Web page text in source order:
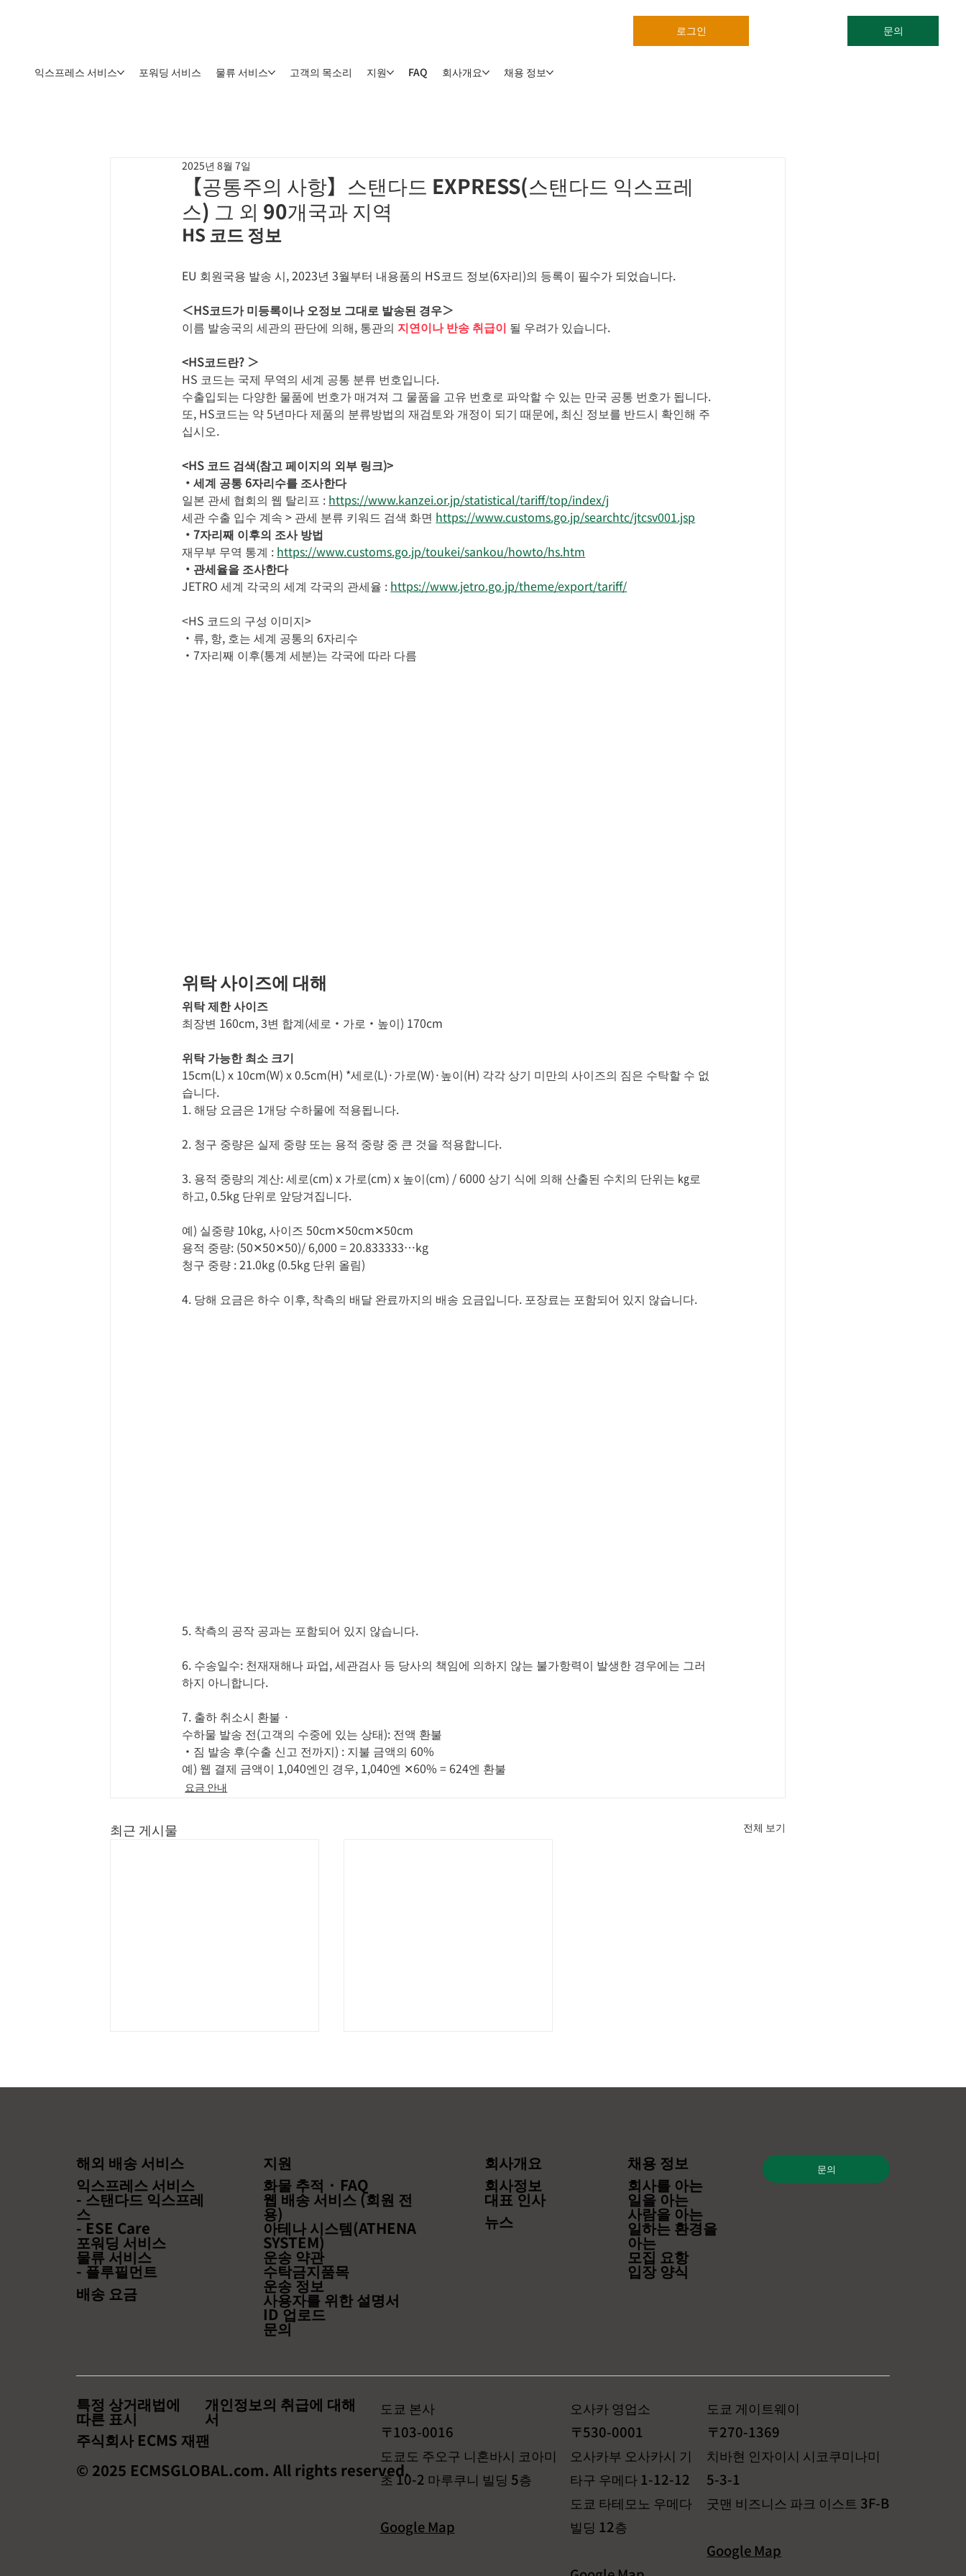
로그인 문의
익스프레스 서비스 포워딩 서비스 물류 서비스 고객의 목소리 지원 FAQ 회사개요 채용 정보
【공통주의 사항】스탠다드 EXPRESS(스탠다드 익스프레
스) 그 외 90개국과 지역
2025년 8월 7일
HS 코드 정보
EU 회원국용 발송 시, 2023년 3월부터 내용품의 HS코드 정보(6자리)의 등록이 필수가 되었습니다.
＜HS코드가 미등록이나 오정보 그대로 발송된 경우＞
이름 발송국의 세관의 판단에 의해, 통관의 지연이나 반송 취급이 될 우려가 있습니다.
<HS코드란? ＞
HS 코드는 국제 무역의 세계 공통 분류 번호입니다.
수출입되는 다양한 물품에 번호가 매겨져 그 물품을 고유 번호로 파악할 수 있는 만국 공통 번호가 됩니다.
또, HS코드는 약 5년마다 제품의 분류방법의 재검토와 개정이 되기 때문에, 최신 정보를 반드시 확인해 주
십시오.
<HS 코드 검색(참고 페이지의 외부 링크)>
・세계 공통 6자리수를 조사한다
일본 관세 협회의 웹 탈리프 : https://www.kanzei.or.jp/statistical/tariff/top/index/j
세관 수출 입수 계속 > 관세 분류 키워드 검색 화면 https://www.customs.go.jp/searchtc/jtcsv001.jsp
・7자리째 이후의 조사 방법
재무부 무역 통계 : https://www.customs.go.jp/toukei/sankou/howto/hs.htm
・관세율을 조사한다
JETRO 세계 각국의 세계 각국의 관세율 : https://www.jetro.go.jp/theme/export/tariff/
<HS 코드의 구성 이미지>
・류, 항, 호는 세계 공통의 6자리수
・7자리째 이후(통계 세분)는 각국에 따라 다름
위탁 사이즈에 대해
위탁 제한 사이즈
최장변 160cm, 3변 합계(세로・가로・높이) 170cm
위탁 가능한 최소 크기
15cm(L) x 10cm(W) x 0.5cm(H) *세로(L)·가로(W)·높이(H) 각각 상기 미만의 사이즈의 짐은 수탁할 수 없
습니다.
1. 해당 요금은 1개당 수하물에 적용됩니다.
2. 청구 중량은 실제 중량 또는 용적 중량 중 큰 것을 적용합니다.
3. 용적 중량의 계산: 세로(cm) x 가로(cm) x 높이(cm) / 6000 상기 식에 의해 산출된 수치의 단위는 ㎏로
하고, 0.5kg 단위로 앞당겨집니다.
예) 실중량 10kg, 사이즈 50cm✕50cm✕50cm
용적 중량: (50✕50✕50)/ 6,000 = 20.833333…kg
청구 중량 : 21.0kg (0.5kg 단위 올림)
4. 당해 요금은 하수 이후, 착측의 배달 완료까지의 배송 요금입니다. 포장료는 포함되어 있지 않습니다.
5. 착측의 공작 공과는 포함되어 있지 않습니다.
6. 수송일수: 천재재해나 파업, 세관검사 등 당사의 책임에 의하지 않는 불가항력이 발생한 경우에는 그러
하지 아니합니다.
7. 출하 취소시 환불 ·
수하물 발송 전(고객의 수중에 있는 상태): 전액 환불
・짐 발송 후(수출 신고 전까지) : 지불 금액의 60%
예) 웹 결제 금액이 1,040엔인 경우, 1,040엔 ✕60% = 624엔 환불
요금 안내
최근 게시물 전체 보기
【공통주의 사항】스탠다드
EXPRESS(스탠다드 익스프레
스) 15의 나라와 지역의 배송
에 대해서
연유 써챠지료율 개정에 대해
서
해외 배송 서비스
익스프레스 서비스
- 스탠다드 익스프레
스
- ESE Care
포워딩 서비스
물류 서비스
- 플루필먼트
배송 요금
지원
화물 추적 · FAQ
웹 배송 서비스 (회원 전
용)
아테나 시스템(ATHENA
SYSTEM)
운송 약관
수탁금지품목
운송 정보
사용자를 위한 설명서
ID 업로드
문의
회사개요
회사정보
대표 인사
뉴스
채용 정보
회사를 아는
일을 아는
사람을 아는
일하는 환경을
아는
모집 요항
입장 양식
문의
도쿄 본사
〒103-0016
도쿄도 주오구 니혼바시 코아미
초 10-2 마루쿠니 빌딩 5층
Google Map
오사카 영업소
〒530-0001
오사카부 오사카시 기
타구 우메다 1-12-12
도쿄 타테모노 우메다
빌딩 12층
도쿄 게이트웨이
〒270-1369
치바현 인자이시 시코쿠미나미
5-3-1
굿맨 비즈니스 파크 이스트 3F-B
Google Map
특정 상거래법에
따른 표시
개인정보의 취급에 대해
서
주식회사 ECMS 재팬
© 2025 ECMSGLOBAL.com. All rights reserved.